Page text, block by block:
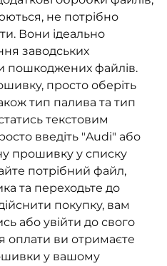
не потрібно
Вони ідеально
заводських
пошкоджених файлів.
просто оберіть
тип палива та тип
текстовим
введіть "Audi" або
прошивку у списку
потрібний файл,
та переходьте до
покупку, вам
або увійти до свого
оплати ви отримаєте
у вашому